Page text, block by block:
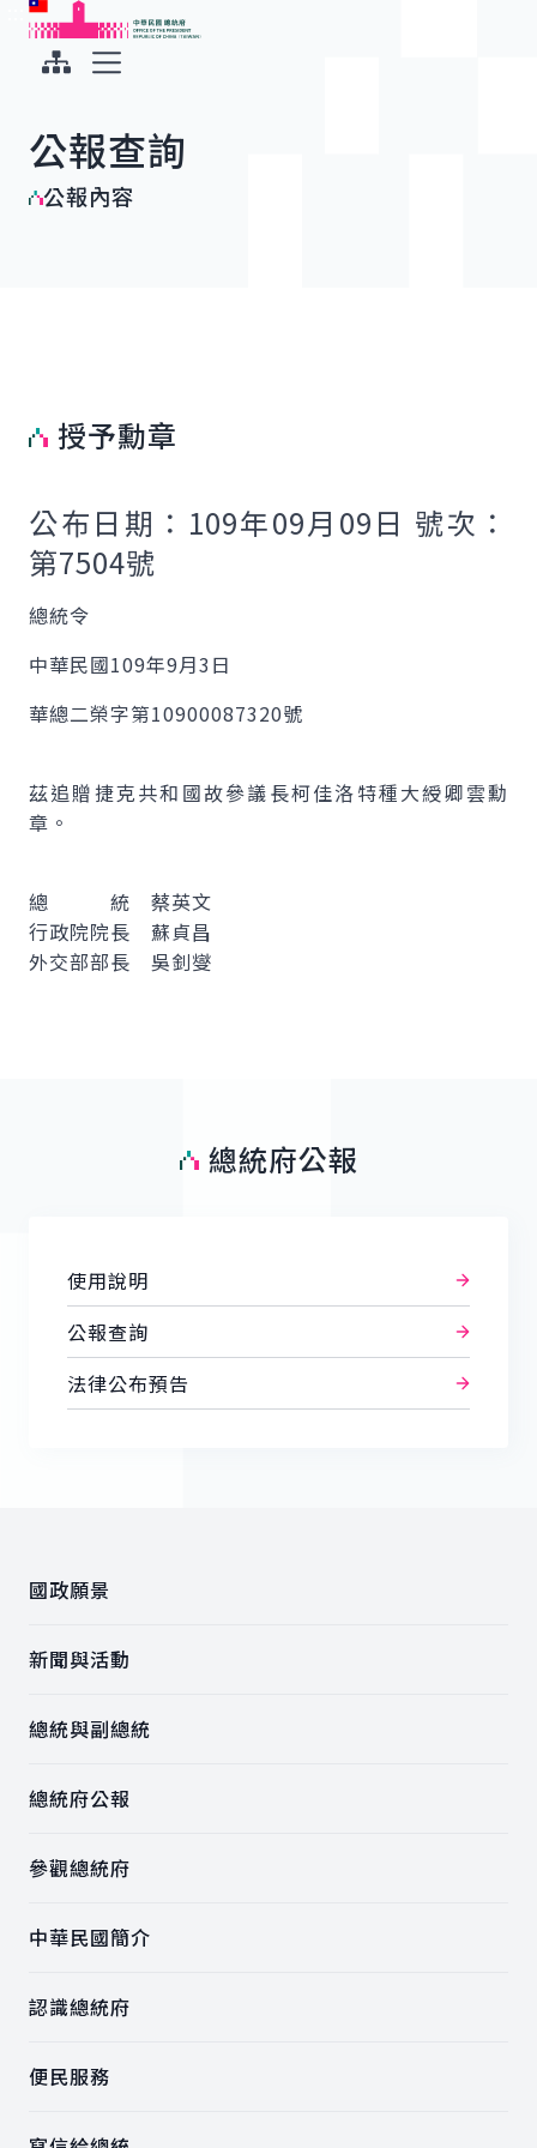
跳到主要內容
中華民國總統府
公報查詢
公報內容
授予勳章
公布日期：109年09月09日 號次：
第7504號
總統令
中華民國109年9月3日
華總二榮字第10900087320號
茲追贈捷克共和國故參議長柯佳洛特種大綬卿雲勳
章。
總 統 蔡英文
行政院院長 蘇貞昌
外交部部長 吳釗燮
總統府公報
使用說明
公報查詢
法律公布預告
國政願景
新聞與活動
總統與副總統
總統府公報
參觀總統府
中華民國簡介
認識總統府
便民服務